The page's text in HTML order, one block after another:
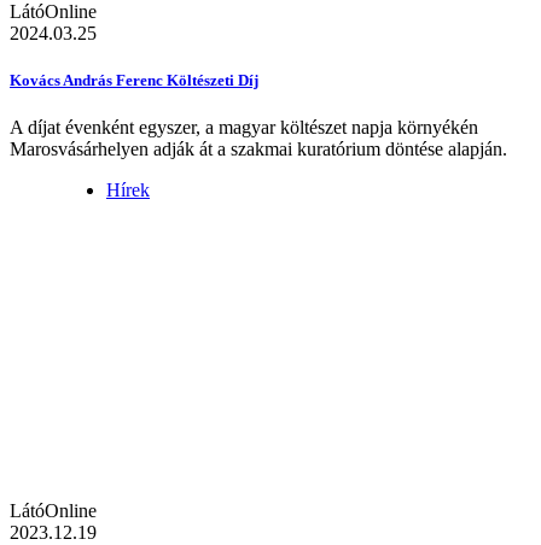
LátóOnline
2024.03.25
Kovács András Ferenc Költészeti Díj
A díjat évenként egyszer, a magyar költészet napja környékén
Marosvásárhelyen adják át a szakmai kuratórium döntése alapján.
Hírek
LátóOnline
2023.12.19